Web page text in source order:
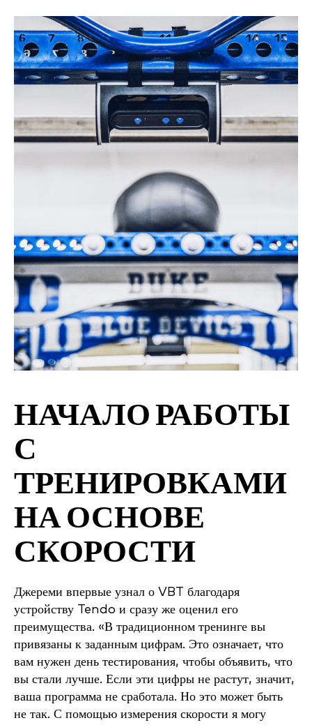
НАЧАЛО РАБОТЫ
С
ТРЕНИРОВКАМИ
НА ОСНОВЕ
СКОРОСТИ
Джереми впервые узнал о VBT благодаря
устройству Tendo и сразу же оценил его
преимущества. «В традиционном тренинге вы
привязаны к заданным цифрам. Это означает, что
вам нужен день тестирования, чтобы объявить, что
вы стали лучше. Если эти цифры не растут, значит,
ваша программа не сработала. Но это может быть
не так. С помощью измерения скорости я могу